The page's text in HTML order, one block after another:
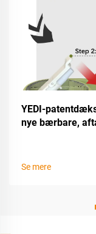
YEDI-
nye bærbare,
Se mere